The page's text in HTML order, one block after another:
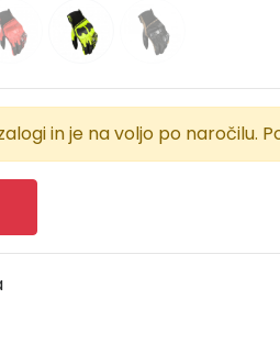
in je na voljo po naročilu.